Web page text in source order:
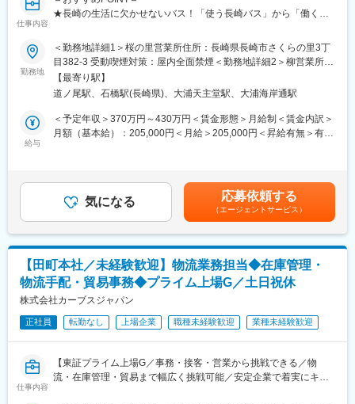
習得をサポートします。
■就業環境
スを重視した働きやすい環境です。
■想定されるキャリアパス
嘱託社員からのスタートとなりますが、実績に応じて正社員登用
や、専門性の高いポジションへのキャリアアップが可能です。
グローバルな事業展開のもと、責任感と調整力を発揮しながら成
長できる環境で、国際的な物流・購買の実務経験を積むことがで
仕事内容
★長崎の生活に欠かせないバス！「使う長崎バス」から「働く長
★多角的な事業展開による安定成長
★様々な部署や営業所でキャリアを積める！
坂道が多く、なおかつ高齢化が進む長崎において、バスは人々の
暮らしに必要不可欠な生活インフラ。さらに、近年は観光客の増
加にともない、需要はいっそう高まっています。
■仕事内容
でも聞ける環境です♪
・バスの運行計画の作成：効率的な運行のため計画を作成
・運行データの管理：データを収集・分析し運行状況や乗客数を
・顧客対応：乗客の問い合わせやクレーム対応
■1日の流れ（日勤の場合）
11：00 配車表の作成 4日に1回、配車表の作成を行います。
13：00 バス運転士への依頼・調整
15：00 窓口業務、忘れ物の管理・対応
15：30 バス運転士への依頼・調整
勤務地
＜勤務地詳細1＞桜の里営業所住所：長崎県長崎市さくらの里3丁
目382-3 受動喫煙対策：屋内全面禁煙＜勤務地詳細2＞柳営業所住
所：長崎県長崎市小ヶ倉3丁目76番48号 受動喫煙対策：屋内全面
禁煙＜勤務地詳細3＞松ヶ枝営業所住所：長崎県長崎市松が枝町6
業所
【最寄り駅】
道ノ尾駅、石橋駅(長崎県)、大浦天主堂駅、大浦海岸通駅
給与
＜予定年収＞370万円～430万円＜賃金形態＞月給制＜賃金内訳＞
月額（基本給）：205,000円＜月給＞205,000円＜昇給有無＞有＜
収597万円／40代／入社26年目賃金はあくまでも目安の金額であ
り、選考を通じて上下する可能性があります。月給(月額)は固定手
気になる 応募依頼する
（エージェントサービス）
【田町本社／未経験歓迎】物流業務担当◆在庫管理・
物流手配・貿易事務◆プライム上場G／土日祝休
株式会社カーブスジャパン
正社員 転勤なし 上場企業 職種未経験歓迎 業種未経験歓迎
仕事内容
【東証プライム上場G／事務・接客・営業から挑戦できる／物
流・在庫管理・貿易まで幅広く挑戦可能／安定企業で着実にキャ